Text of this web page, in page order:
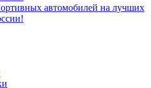
автомобилей на лучших